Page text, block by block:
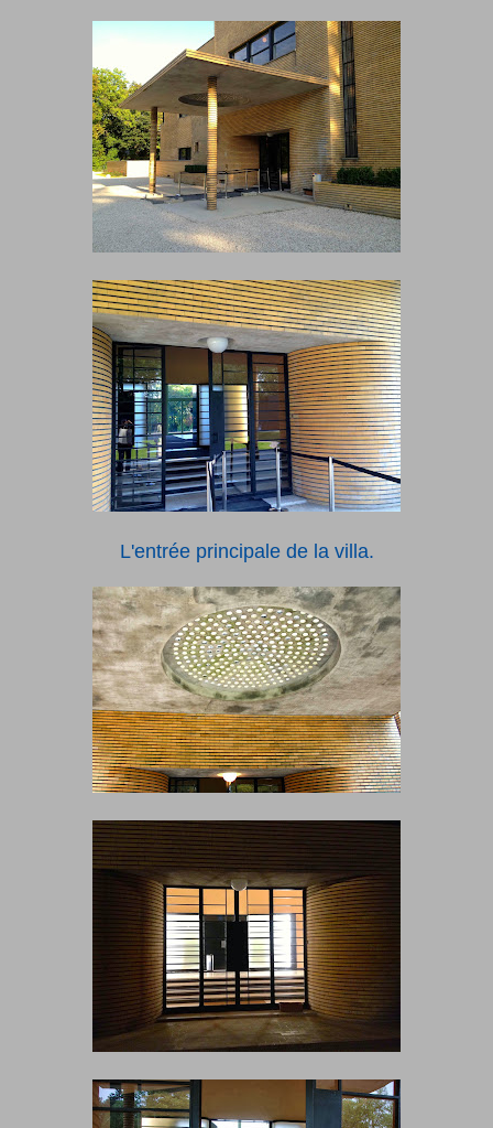
L'entrée principale de la villa.